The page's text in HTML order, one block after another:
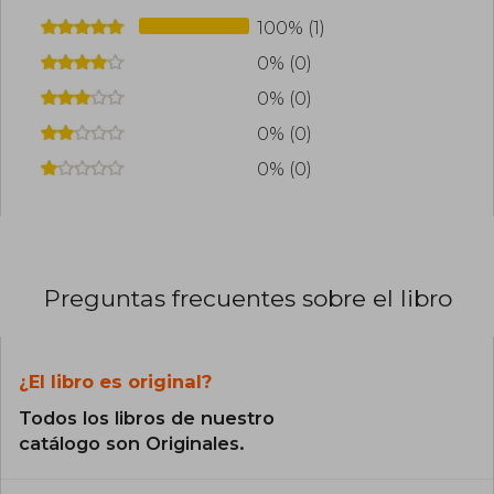
emociones profundas, logrando historias
envolventes que mantienen al lector en vilo
100% (1)
0% (0)
0% (0)
0% (0)
0% (0)
Preguntas frecuentes sobre el libro
¿El libro es original?
Todos los libros de nuestro
catálogo son Originales.